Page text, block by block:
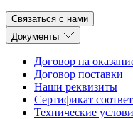
Связаться с нами
Документы
Договор на
Договор поставки
Наши реквизиты
Сертификат
Технические